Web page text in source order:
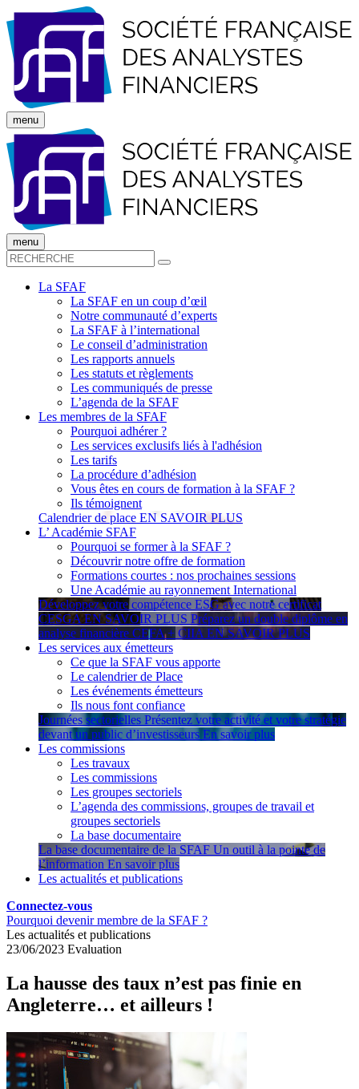
menu
menu
La SFAF
La SFAF en un coup d’œil
Notre communauté d’experts
La SFAF à l’international
Le conseil d’administration
Les rapports annuels
Les statuts et règlements
Les communiqués de presse
L’agenda de la SFAF
Les membres de la SFAF
Pourquoi adhérer ?
Les services exclusifs liés à l'adhésion
Les tarifs
La procédure d’adhésion
Vous êtes en cours de formation à la SFAF ?
Ils témoignent
Calendrier de place EN SAVOIR PLUS
L’ Académie SFAF
Pourquoi se former à la SFAF ?
Découvrir notre offre de formation
Formations courtes : nos prochaines sessions
Une Académie au rayonnement International
Développez votre compétence ESG avec notre certificat
CESGA EN SAVOIR PLUS Préparez un double diplôme en
analyse financière CEFA + CIIA EN SAVOIR PLUS
Les services aux émetteurs
Ce que la SFAF vous apporte
Le calendrier de Place
Les événements émetteurs
Ils nous font confiance
Journées sectorielles Présentez votre activité et votre stratégie
devant un public d’investisseurs En savoir plus
Les commissions
Les travaux
Les commissions
Les groupes sectoriels
L’agenda des commissions, groupes de travail et
groupes sectoriels
La base documentaire
La base documentaire de la SFAF Un outil à la pointe de
l’information En savoir plus
Les actualités et publications
Connectez-vous
Pourquoi devenir membre de la SFAF ?
Les actualités et publications
23/06/2023 Evaluation
La hausse des taux n’est pas finie en
Angleterre… et ailleurs !